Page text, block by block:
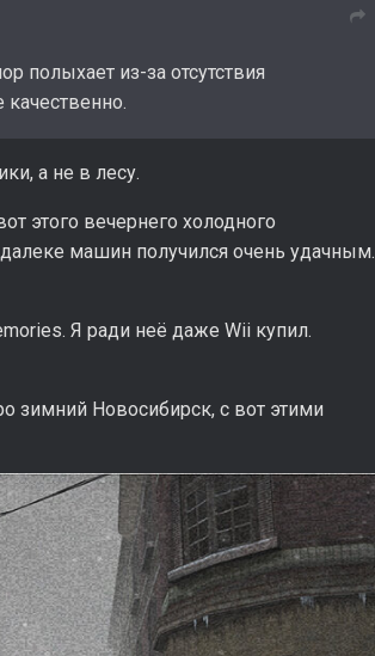
полыхает из-за отсутствия
а не в лесу.
этого вечернего холодного
машин получился очень удачным.
Я ради неё даже Wii купил.
зимний Новосибирск, с вот этими